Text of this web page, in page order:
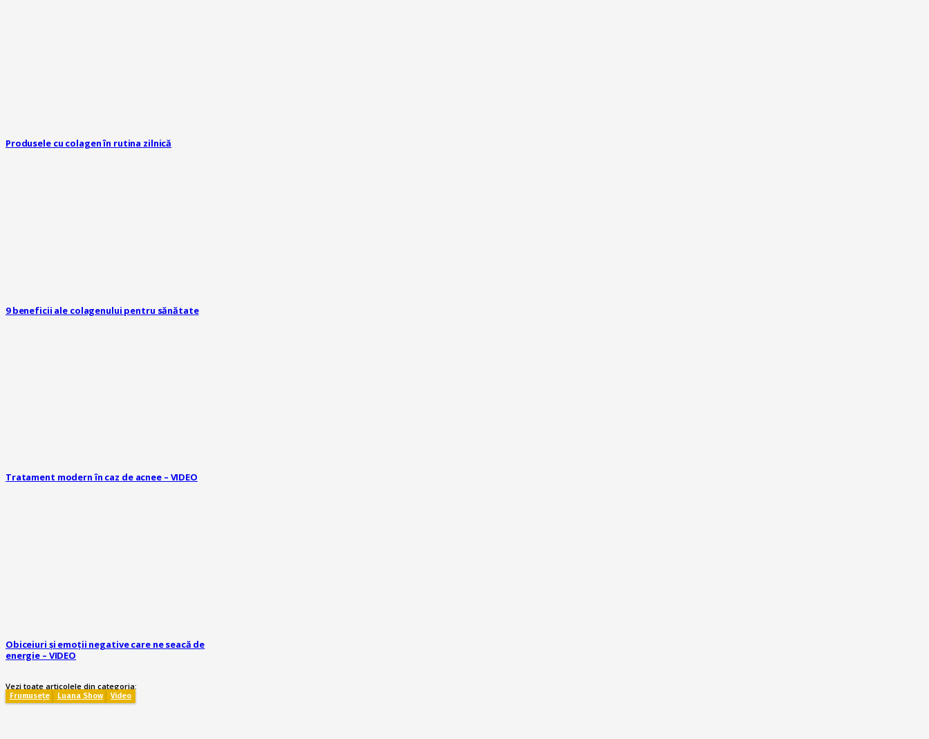
Produsele cu colagen în rutina zilnică
9 beneficii ale colagenului pentru sănătate
Tratament modern în caz de acnee – VIDEO
Obiceiuri și emoții negative care ne seacă de
energie – VIDEO
Vezi toate articolele din categoria:
Frumusețe Luana Show Video